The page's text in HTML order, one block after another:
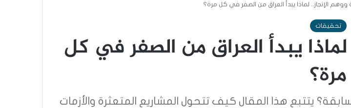
ووهم الإنجاز.. لماذا يبدأ العراق من الصفر في كل مرة؟
تحقيقات
يبدأ العراق من الصفر في كل
مرة؟
يتتبع هذا المقال كيف تتحول المشاريع المتعثرة والأزمات